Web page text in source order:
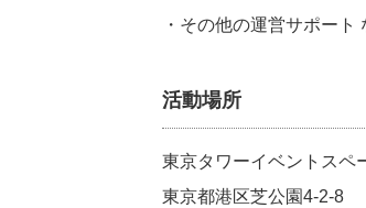
・その他の運営サポート
活動場所
東京タワーイベントスペ
東京都港区芝公園4-2-8